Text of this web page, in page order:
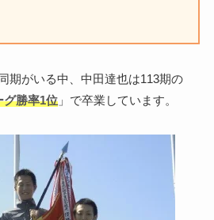
期がいる中、中田達也は113期の
グ勝率1位」で卒業しています。